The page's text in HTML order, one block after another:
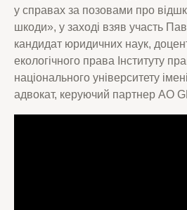
у справах за позовами про
шкоди», у заході взяв участь
кандидат юридичних наук,
екологічного права Інституту
національного університету
адвокат, керуючий партнер АО